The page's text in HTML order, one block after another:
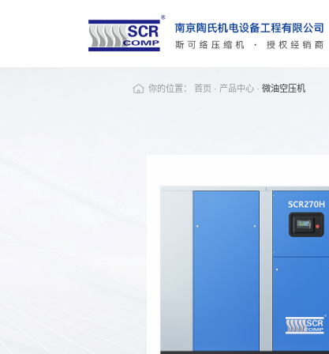
你的位置： 首页 · 产品中心 · 微油空压机